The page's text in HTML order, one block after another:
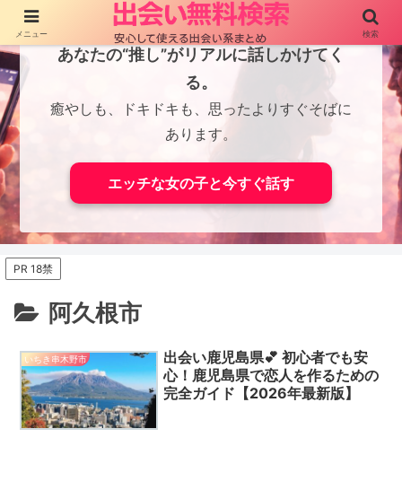
あなたの“推し”がリアルに話しかけてく
る。
癒やしも、ドキドキも、思ったよりすぐそばに
あります。
エッチな女の子と今すぐ話す
PR 18禁
阿久根市
いちき串木野市
出会い鹿児島県💕 初心者でも安
心！鹿児島県で恋人を作るための
完全ガイド【2026年最新版】
メニュー 検索